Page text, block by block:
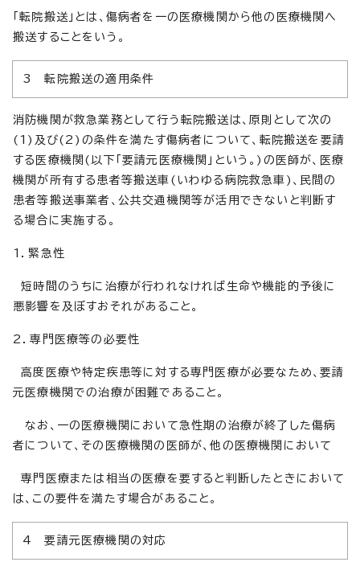
「転院搬送」とは、傷病者を一の医療機関から他の医療機関へ
搬送することをいう。
3 転院搬送の適用条件
消防機関が救急業務として行う転院搬送は、原則として次の
(1)及び(2)の条件を満たす傷病者について、転院搬送を要請
する医療機関(以下「要請元医療機関」という。)の医師が、医療
機関が所有する患者等搬送車(いわゆる病院救急車)、民間の
患者等搬送事業者、公共交通機関等が活用できないと判断す
る場合に実施する。
1．緊急性
短時間のうちに治療が行われなければ生命や機能的予後に
悪影響を及ぼすおそれがあること。
2．専門医療等の必要性
高度医療や特定疾患等に対する専門医療が必要なため、要請
元医療機関での治療が困難であること。
なお、一の医療機関において急性期の治療が終了した傷病
者について、その医療機関の医師が、他の医療機関において
専門医療または相当の医療を要すると判断したときにおいて
は、この要件を満たす場合があること。
4 要請元医療機関の対応